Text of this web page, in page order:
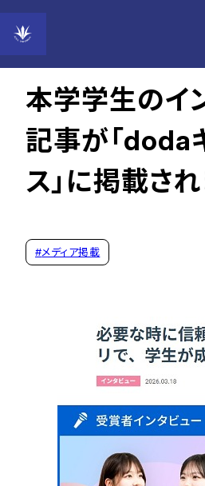
2026年05月18日
本学学生のイ
記事が「doda
ス」に掲載さ
#メディア掲載